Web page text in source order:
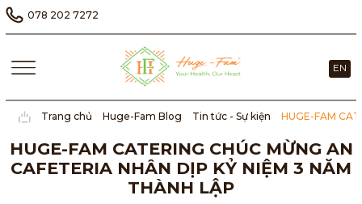
078 202 7272
EN
Trang chủ Huge-Fam Blog Tin tức - Sự kiện HUGE-FAM
HUGE-FAM CATERING CHÚC MỪNG AN
CAFETERIA NHÂN DỊP KỶ NIỆM 3 NĂM
THÀNH LẬP